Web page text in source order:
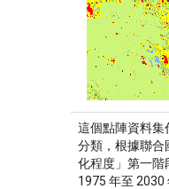
這個點陣資料
分類，根據聯合
化程度」第一階
1975 年至 2030